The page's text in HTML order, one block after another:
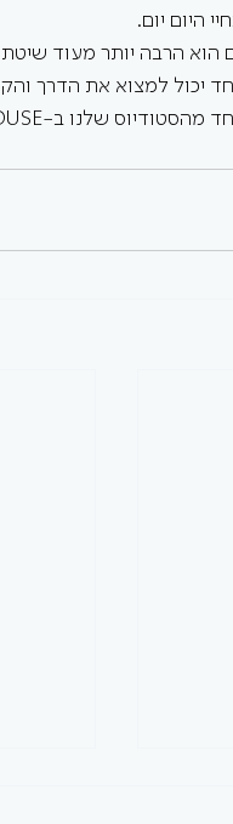
היום יום.
הוא הרבה יותר מעוד
יכול למצוא את הדרך